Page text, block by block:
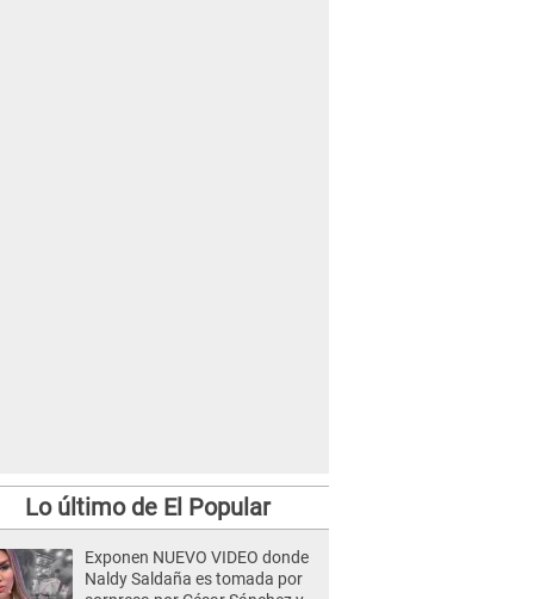
Lo último de El Popular
Exponen NUEVO VIDEO donde
Naldy Saldaña es tomada por